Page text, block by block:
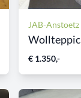
JAB-Anstoetz
€ 1.350,-